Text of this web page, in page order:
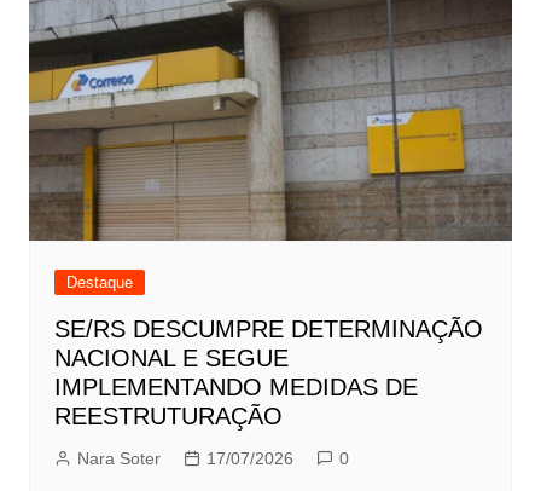
Destaque
SE/RS DESCUMPRE DETERMINAÇÃO
NACIONAL E SEGUE
IMPLEMENTANDO MEDIDAS DE
REESTRUTURAÇÃO
Nara Soter 17/07/2026 0